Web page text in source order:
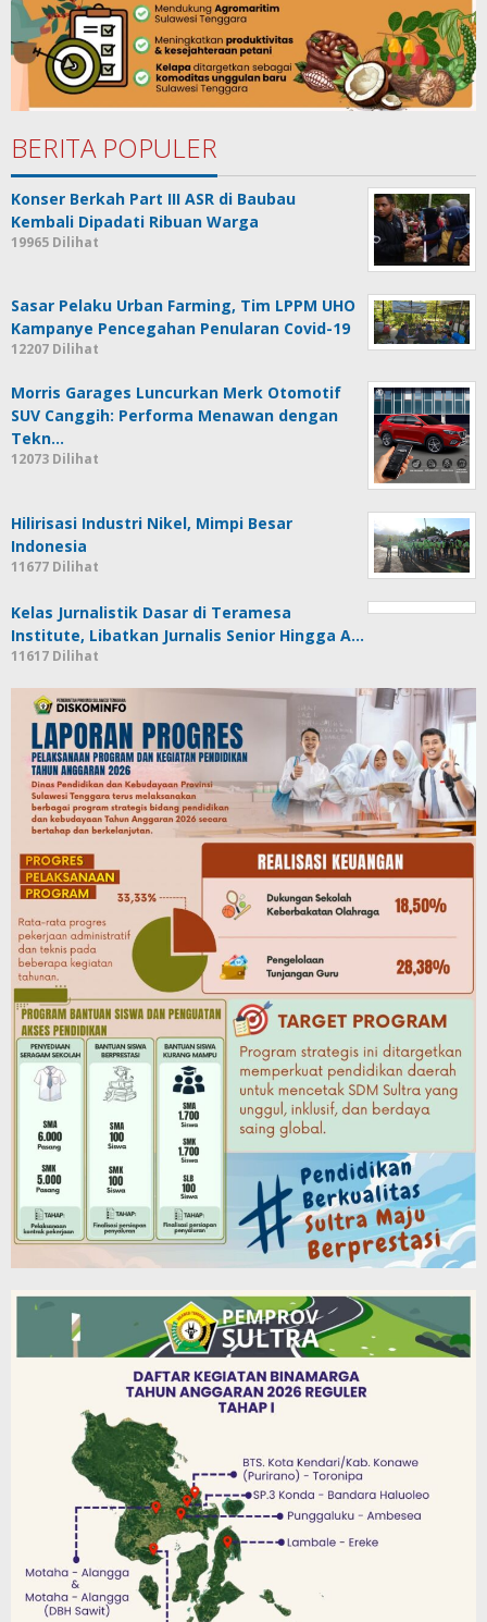
BERITA POPULER
Konser Berkah Part III ASR di Baubau
Kembali Dipadati Ribuan Warga
19965 Dilihat
Sasar Pelaku Urban Farming, Tim LPPM UHO
Kampanye Pencegahan Penularan Covid-19
12207 Dilihat
Morris Garages Luncurkan Merk Otomotif
SUV Canggih: Performa Menawan dengan
Tekn…
12073 Dilihat
Hilirisasi Industri Nikel, Mimpi Besar
Indonesia
11677 Dilihat
Kelas Jurnalistik Dasar di Teramesa
Institute, Libatkan Jurnalis Senior Hingga A…
11617 Dilihat